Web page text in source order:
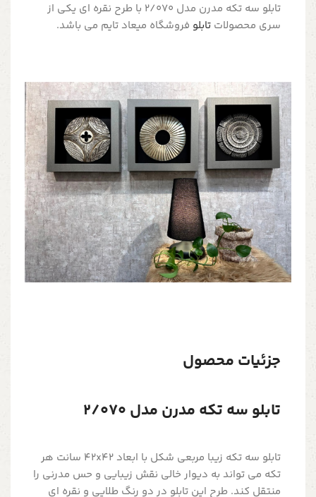
تابلو سه تکه مدرن مدل 2/070 با طرح نقره ای یکی از
سری محصولات تابلو فروشگاه میعاد تایم می باشد.
جزئیات محصول
تابلو سه تکه مدرن مدل 2/070
تابلو سه تکه زیبا مربعی شکل با ابعاد 42x42 سانت هر
تکه می تواند به دیوار خالی نقش زیبایی و حس مدرنی را
منتقل کند. طرح این تابلو در دو رنگ طلایی و نقره ای